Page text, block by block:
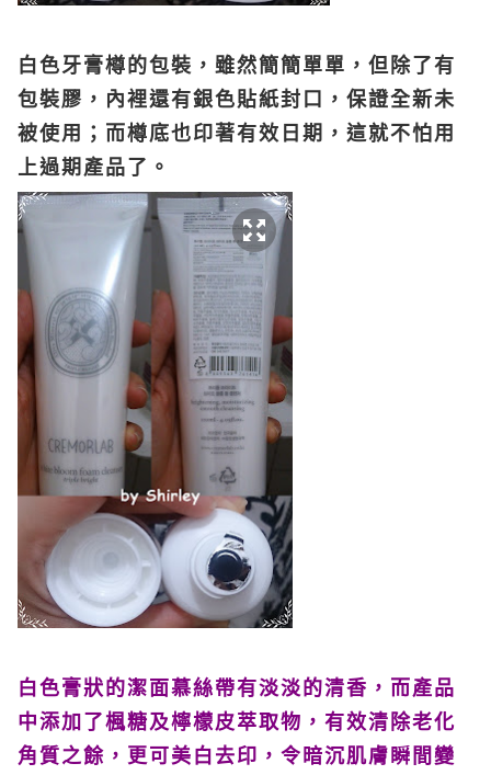
白色牙膏樽的包裝，雖然簡簡單單，但除了有
包裝膠，內裡還有銀色貼紙封口，保證全新未
被使用；而樽底也印著有效日期，這就不怕用
上過期產品了。
白色膏狀的潔面慕絲帶有淡淡的清香，而產品
中添加了楓糖及檸檬皮萃取物，有效清除老化
角質之餘，更可美白去印，令暗沉肌膚瞬間變